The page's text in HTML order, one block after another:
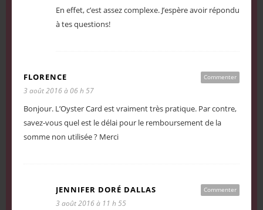
En effet, c’est assez complexe. J’espère avoir répondu
à tes questions!
Commenter
FLORENCE
3 août 2016 à 06 h 57
Bonjour. L’Oyster Card est vraiment très pratique. Par contre,
savez-vous quel est le délai pour le remboursement de la
somme non utilisée ? Merci
Commenter
JENNIFER DORÉ DALLAS
3 août 2016 à 11 h 55